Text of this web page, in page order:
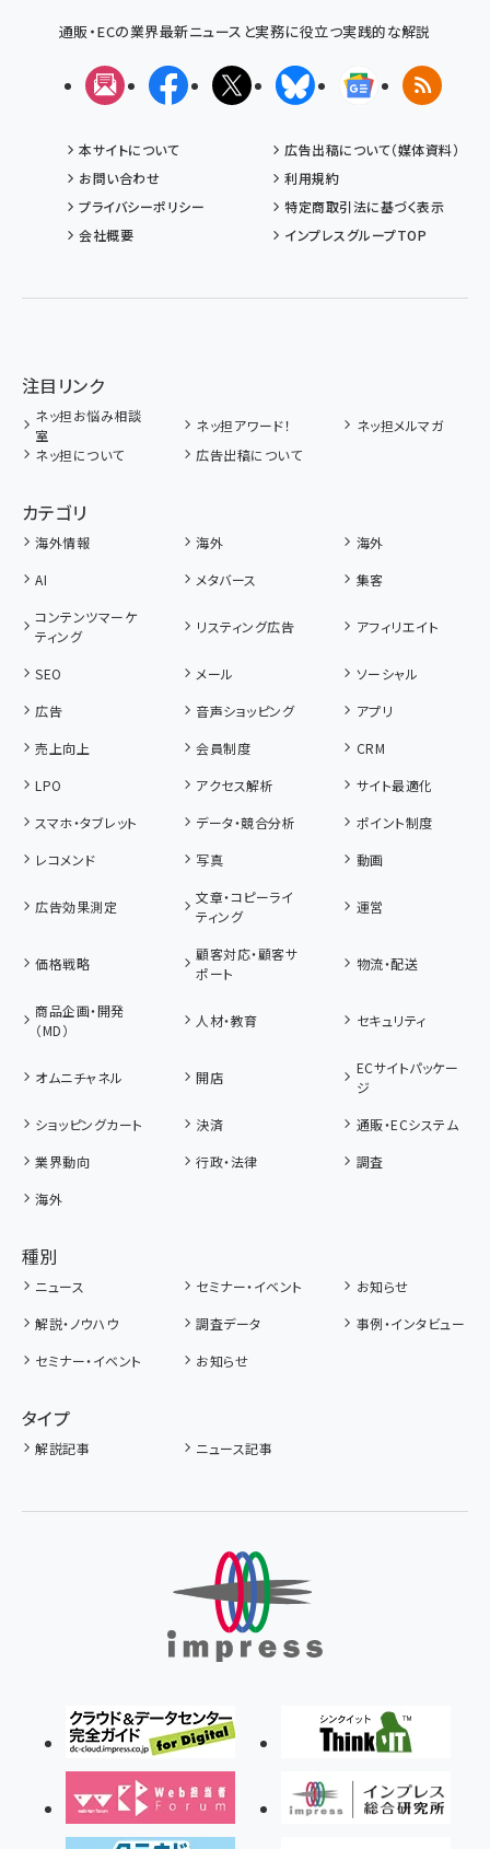
通販・ECの業界最新ニュースと実務に役立つ実践的な解説
メルマガFacebookX(エックス)BlueskyGoogleニュ
RSS
本サイトについて
広告出稿について（媒体資料）
お問い合わせ
利用規約
プライバシーポリシー
特定商取引法に基づく表示
会社概要
インプレスグループTOP
注目リンク
ネッ担お悩み相談
室
ネッ担アワード！
ネッ担メルマガ
ネッ担について
広告出稿について
カテゴリ
海外情報 海外
海外
AI
メタバース
集客
コンテンツマーケ
ティング
リスティング広告 アフィリエイト
SEO メール
ソーシャル
広告
音声ショッピング
アプリ
売上向上
会員制度
CRM
LPO
アクセス解析
サイト最適化
スマホ・タブレット
データ・競合分析
ポイント制度
レコメンド
写真 動画
広告効果測定
文章・コピーライ
ティング
運営
価格戦略
顧客対応・顧客サ
ポート
物流・配送
商品企画・開発
（MD）
人材・教育 セキュリティ
オムニチャネル 開店
ECサイトパッケー
ジ
ショッピングカート
決済
通販・ECシステム
業界動向
行政・法律
調査
海外
種別
ニュース セミナー・イベント
お知らせ
解説・ノウハウ
調査データ
事例・インタビュー
セミナー・イベント
お知らせ
タイプ
解説記事 ニュース記事